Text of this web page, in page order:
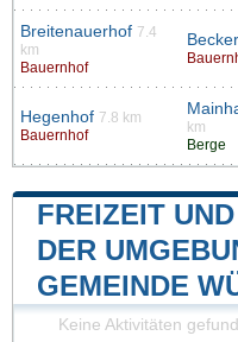
Breitenauerhof 7.4
km
Bauernhof
Hegenhof 7.8 km
Bauernhof
km
Berge
FREIZEIT
DER
GEMEINDE
Keine Aktivitäten